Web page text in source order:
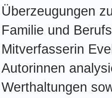
Überzeugungen
Familie und
Mitverfasserin
Autorinnen
Werthaltungen